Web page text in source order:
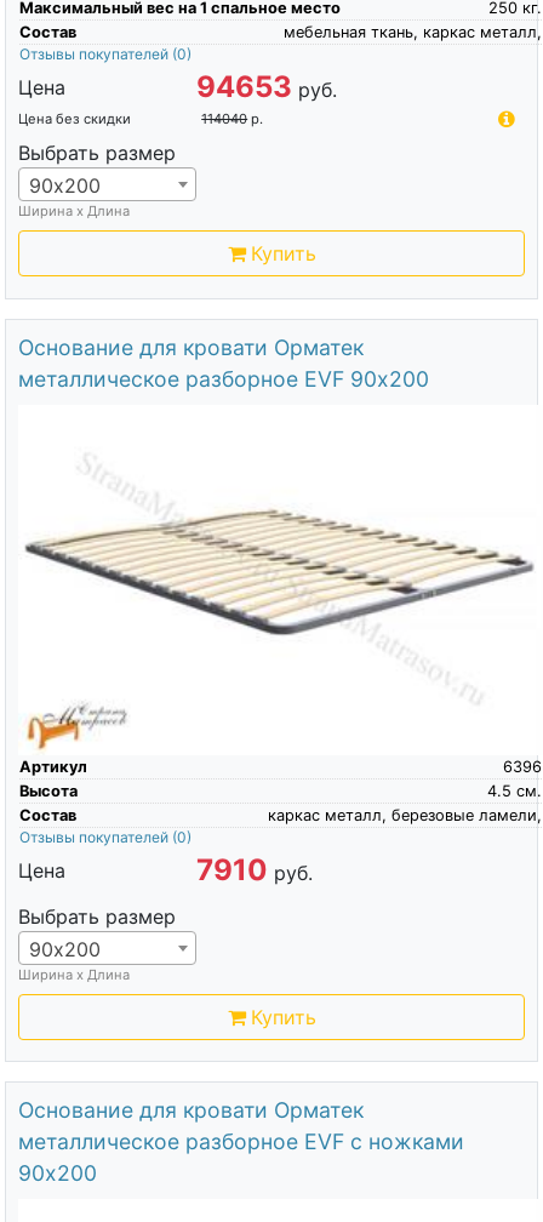
Максимальный вес на 1 спальное место
кг.
250
Состав
мебельная ткань, каркас металл,
Отзывы покупателей (0)
Цена 94653 руб.
Цена без скидки 114040 р.
Выбрать размер
90х200
Ширина х Длина
Купить
Основание для кровати Орматек
металлическое разборное EVF 90х200
Артикул
6396
Высота
см.
4.5
Состав
каркас металл, березовые ламели,
Отзывы покупателей (0)
Цена 7910 руб.
Выбрать размер
90х200
Ширина х Длина
Купить
Основание для кровати Орматек
металлическое разборное EVF с ножками
90х200